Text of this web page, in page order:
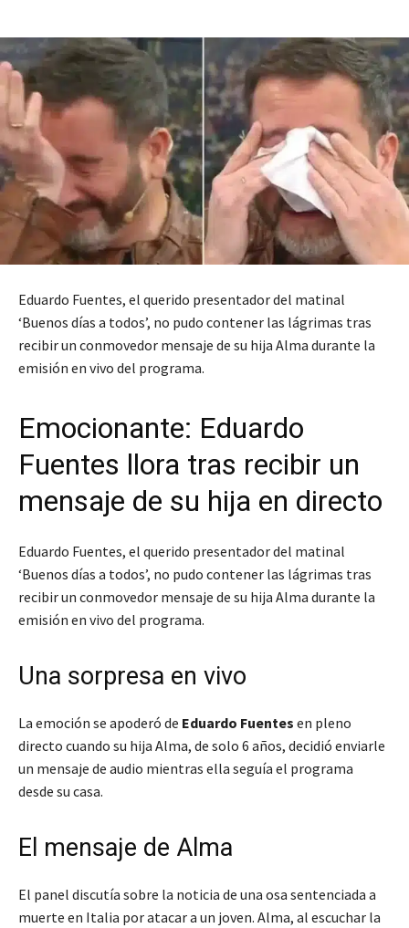
Eduardo Fuentes, el querido presentador del matinal
‘Buenos días a todos’, no pudo contener las lágrimas tras
recibir un conmovedor mensaje de su hija Alma durante la
emisión en vivo del programa.
Emocionante: Eduardo
Fuentes llora tras recibir un
mensaje de su hija en directo
Eduardo Fuentes, el querido presentador del matinal
‘Buenos días a todos’, no pudo contener las lágrimas tras
recibir un conmovedor mensaje de su hija Alma durante la
emisión en vivo del programa.
Una sorpresa en vivo
La emoción se apoderó de Eduardo Fuentes en pleno
directo cuando su hija Alma, de solo 6 años, decidió enviarle
un mensaje de audio mientras ella seguía el programa
desde su casa.
El mensaje de Alma
El panel discutía sobre la noticia de una osa sentenciada a
muerte en Italia por atacar a un joven. Alma, al escuchar la